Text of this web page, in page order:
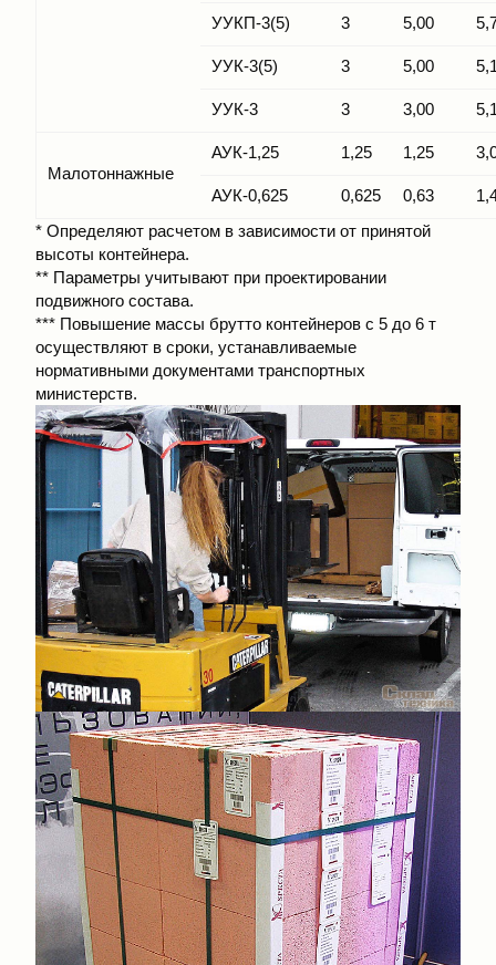
УУКП-3(5) 3 5,00
УУК-3(5) 3 5,00
УУК-3 3 3,00
Малотоннажные
АУК-1,25 1,25 1,25
АУК-0,625 0,625 0,63
* Определяют расчетом в зависимости от принятой
высоты контейнера.
** Параметры учитывают при проектировании
подвижного состава.
*** Повышение массы брутто контейнеров с 5 до 6 т
осуществляют в сроки, устанавливаемые
нормативными документами транспортных
министерств.